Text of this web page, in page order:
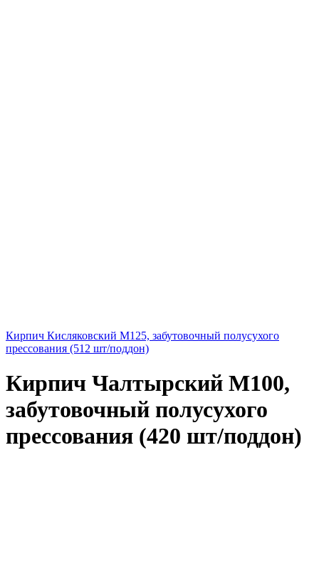
Кирпич Кисляковский М125, забутовочный полусухого
прессования (512 шт/поддон)
Кирпич Чалтырский М100,
забутовочный полусухого
прессования (420 шт/поддон)